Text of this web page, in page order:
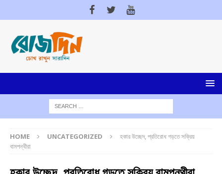
HOME UNCATEGORIZED
হকার উচ্ছেদ, প্রতিরোধ গড়তে সক্রিয়
বামপন্থীরা